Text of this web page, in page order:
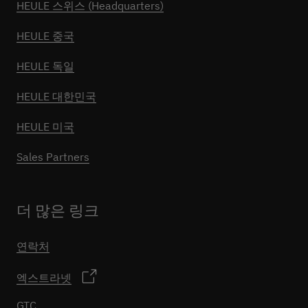
HEULE 스위스 (Headquarters)
HEULE 중국
HEULE 독일
HEULE 대한민국
HEULE 미국
Sales Partners
더 많은 링크
연락처
엑스트라넷
GTC